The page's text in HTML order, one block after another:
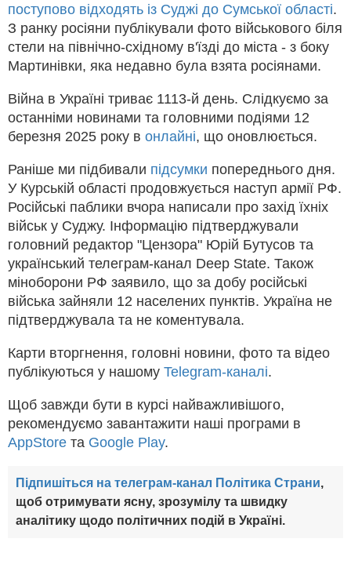
поступово відходять із Суджі до Сумської області.
З ранку росіяни публікували фото військового біля
стели на північно-східному в'їзді до міста - з боку
Мартинівки, яка недавно була взята росіянами.
Війна в Україні триває 1113-й день. Слідкуємо за
останніми новинами та головними подіями 12
березня 2025 року в онлайні, що оновлюється.
Раніше ми підбивали підсумки попереднього дня.
У Курській області продовжується наступ армії РФ.
Російські паблики вчора написали про захід їхніх
військ у Суджу. Інформацію підтверджували
головний редактор "Цензора" Юрій Бутусов та
український телеграм-канал Deep State. Також
міноборони РФ заявило, що за добу російські
війська зайняли 12 населених пунктів. Україна не
підтверджувала та не коментувала.
Карти вторгнення, головні новини, фото та відео
публікуються у нашому Telegram-каналі.
Щоб завжди бути в курсі найважливішого,
рекомендуємо завантажити наші програми в
AppStore та Google Play.
Підпишіться на телеграм-канал Політика Страни,
щоб отримувати ясну, зрозумілу та швидку
аналітику щодо політичних подій в Україні.